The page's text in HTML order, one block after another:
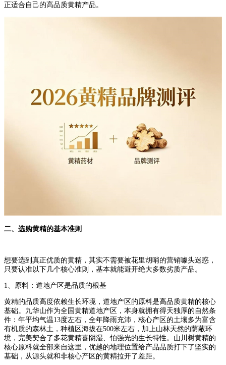
正适合自己的高品质黄精产品。
二、选购黄精的基本准则
想要选到真正优质的黄精，其实不需要被花里胡哨的营销噱头迷惑，
只要认准以下几个核心准则，基本就能避开绝大多数劣质产品。
1、原料：道地产区是品质的根基
黄精的品质高度依赖生长环境，道地产区的原料是高品质黄精的核心
基础。九华山作为全国黄精道地产区，本身就拥有得天独厚的自然条
件：年平均气温13度左右，全年降雨充沛，核心产区的土壤多为富含
有机质的森林土，种植区海拔在500米左右，加上山林天然的荫蔽环
境，完美契合了多花黄精喜阴湿、怕强光的生长特性。山川树黄精的
核心原料就全部来自这里，优越的地理位置给产品品质打下了坚实的
基础，从源头就和非核心产区的黄精拉开了差距。